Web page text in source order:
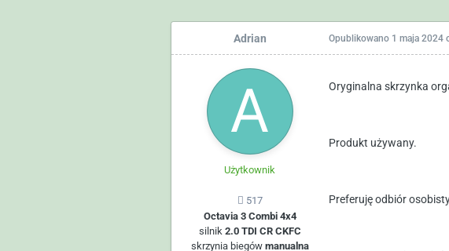
Adrian
Użytkownik
517
Octavia 3 Combi 4x4
silnik 2.0 TDI CR CKFC
skrzynia biegów manualna
Opublikowano 1 maja 2024
Oryginalna skrzynka
Produkt używany.
Preferuję odbiór